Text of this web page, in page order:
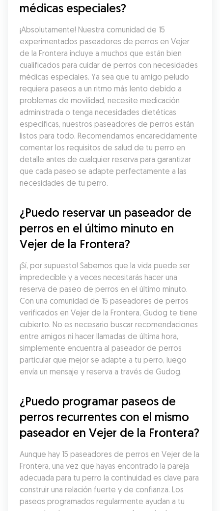
médicas especiales?
¡Absolutamente! Nuestra comunidad de 15
experimentados paseadores de perros en Vejer
de la Frontera incluye a muchos que están bien
cualificados para cuidar de perros con necesidades
médicas especiales. Ya sea que tu amigo peludo
requiera paseos a un ritmo más lento debido a
problemas de movilidad, necesite medicación
administrada o tenga necesidades dietéticas
específicas, nuestros paseadores de perros están
listos para todo. Recomendamos encarecidamente
comentar los requisitos de salud de tu perro en
detalle antes de cualquier reserva para garantizar
que cada paseo se adapte perfectamente a las
necesidades de tu perro.
¿Puedo reservar un paseador de
perros en el último minuto en
Vejer de la Frontera?
¡Sí, por supuesto! Sabemos que la vida puede ser
impredecible y a veces necesitarás hacer una
reserva de paseo de perros en el último minuto.
Con una comunidad de 15 paseadores de perros
verificados en Vejer de la Frontera, Gudog te tiene
cubierto. No es necesario buscar recomendaciones
entre amigos ni hacer llamadas de última hora,
simplemente encuentra al paseador de perros
particular que mejor se adapte a tu perro, luego
envía un mensaje y reserva a través de Gudog.
¿Puedo programar paseos de
perros recurrentes con el mismo
paseador en Vejer de la Frontera?
Aunque hay 15 paseadores de perros en Vejer de la
Frontera, una vez que hayas encontrado la pareja
adecuada para tu perro la continuidad es clave para
construir una relación fuerte y de confianza. Los
paseos programados regularmente ayudan a tu